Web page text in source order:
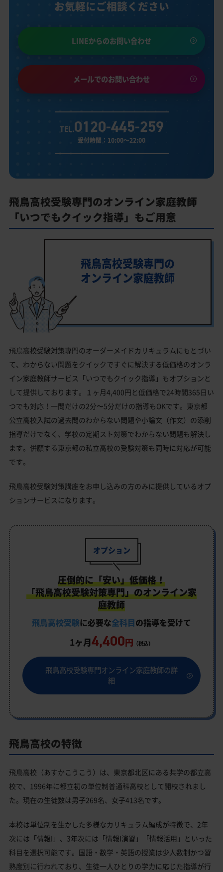
お気軽にご相談ください
LINEからのお問い合わせ
メールでのお問い合わせ
TEL.0120-445-259
受付時間：10:00～22:00
飛鳥高校受験専門のオンライン家庭教師
「いつでもクイック指導」もご用意
飛鳥高校受験専門の
オンライン家庭教師
飛鳥高校受験対策専門のオーダーメイドカリキュラムにもとづい
て、わからない問題をクイックですぐに解決する低価格のオンラ
イン家庭教師サービス「いつでもクイック指導」もオプションと
して提供しております。１ヶ月4,400円と低価格で24時間365日い
つでも対応！一問だけの2分〜5分だけの指導もOKです。東京都
公立高校入試の過去問のわからない問題や小論文（作文）の添削
指導だけでなく、学校の定期スト対策でわからない問題も解決し
ます。併願する東京都の私立高校の受験対策も同時に対応が可能
です。
飛鳥高校受験対策講座をお申し込みの方のみに提供しているオプ
ションサービスになります。
オプション
圧倒的に「安い」低価格！
「飛鳥高校受験対策専門」のオンライン家
庭教師
飛鳥高校受験に必要な全科目の指導を受けて
1ヶ月4,400円 （税込）
飛鳥高校受験専門オンライン家庭教師の詳
細
飛鳥高校の特徴
飛鳥高校（あすかこうこう）は、東京都北区にある共学の都立高
校で、1996年に都立初の単位制普通科高校として開校されまし
た。現在の生徒数は男子269名、女子413名です。
本校は単位制を生かした多様なカリキュラム編成が特徴で、2年
次には「情報I」、3年次には「情報I演習」「情報活用」といった
科目を選択可能です。国語・数学・英語の授業は少人数制かつ習
熟度別に行われており、生徒一人ひとりの学力に応じた指導が行